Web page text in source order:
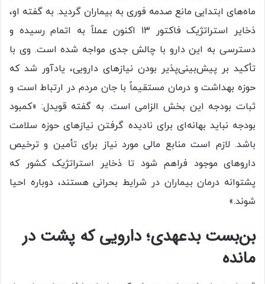
ماه‌های ابتدایی مانع صدمه فوری به بیماران گردید. به گفته او،
ذخایر استراتژیک فاکتور ۱۳ اکنون عملاً به اتمام رسیده و
دسترسی به این دارو با چالش جدی مواجه شده است. وی با
تأکید بر پیش‌بینی‌پذیر بودن نیازهای دارویی، یادآور شد که
حوزه بهداشت و درمان مستقیماً با جان مردم در ارتباط است و
ثبات بودجه این بخش الزامی است. به گفته قویدل: «کمبود
بودجه نباید بهانه‌ای برای نادیده گرفتن نیازهای حوزه سلامت
باشد. لازم است منابع مالی مورد نیاز برای تأمین و ترخیص
داروهای موجود فراهم شود تا ذخایر استراتژیک کشور که
پشتوانه درمان بیماران در شرایط بحرانی هستند، دوباره احیا
شوند.»
بن‌بست بدعهدی؛ دارویی که پشت در
مانده